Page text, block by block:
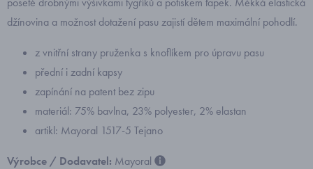
džínovina a možnost dotažení pasu zajistí dětem maximální pohodlí.
z vnitřní strany pruženka s knoflíkem pro úpravu pasu
přední i zadní kapsy
zapínání na patent bez zipu
materiál: 75% bavlna, 23% polyester, 2% elastan
artikl: Mayoral 1517-5 Tejano
Výrobce / Dodavatel: Mayoral